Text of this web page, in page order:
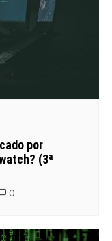
por
(3ª
0